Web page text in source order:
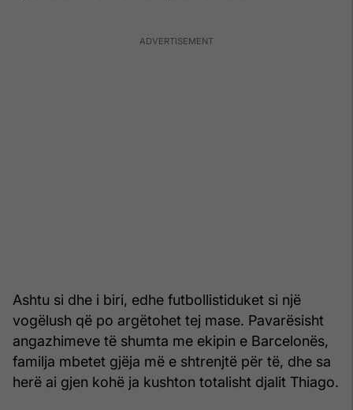
Ashtu si dhe i biri, edhe futbollistiduket si një
vogëlush që po argëtohet tej mase. Pavarësisht
angazhimeve të shumta me ekipin e Barcelonës,
familja mbetet gjëja më e shtrenjtë për të, dhe sa
herë ai gjen kohë ja kushton totalisht djalit Thiago.